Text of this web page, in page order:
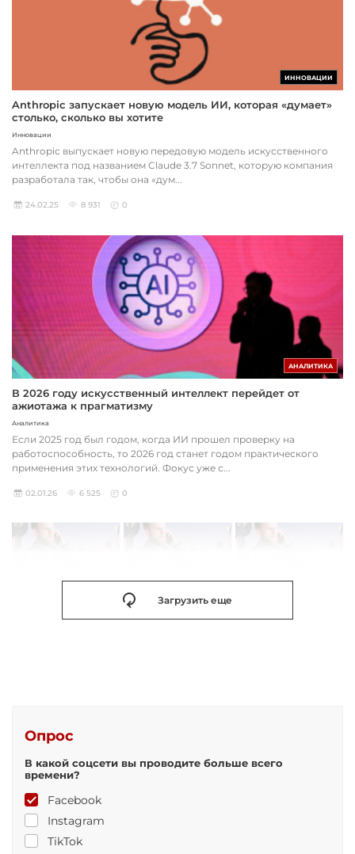
ИННОВАЦИИ
Anthropic запускает новую модель ИИ, которая «думает»
столько, сколько вы хотите
Инновации
Anthropic выпускает новую передовую модель искусственного
интеллекта под названием Claude 3.7 Sonnet, которую компания
разработала так, чтобы она «дум...
24.02.25 8 931 0
АНАЛИТИКА
В 2026 году искусственный интеллект перейдет от
ажиотажа к прагматизму
Аналитика
Если 2025 год был годом, когда ИИ прошел проверку на
работоспособность, то 2026 год станет годом практического
применения этих технологий. Фокус уже с...
02.01.26 6 525 0
Загрузить еще
Опрос
В какой соцсети вы проводите больше всего
времени?
Facebook
Instagram
TikTok